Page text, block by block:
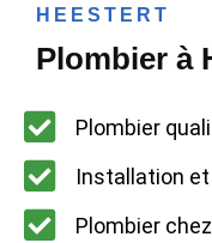
HEESTERT
Plombier à
Plombier
Installation
Plombier